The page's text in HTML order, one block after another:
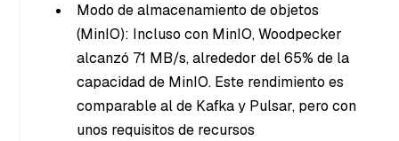
Modo de almacenamiento de objetos
(MinIO): Incluso con MinIO, Woodpecker
alcanzó 71 MB/s, alrededor del 65% de la
capacidad de MinIO. Este rendimiento es
comparable al de Kafka y Pulsar, pero con
unos requisitos de recursos